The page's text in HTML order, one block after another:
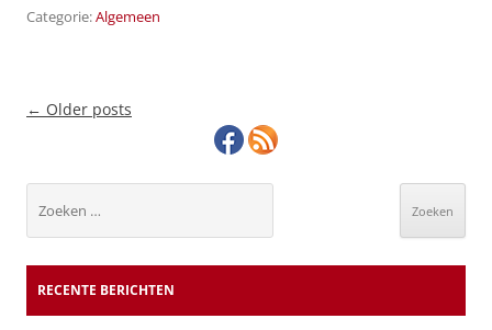
Categorie:Algemeen
Post navigation
← Older posts
naar:
RECENTE BERICHTEN